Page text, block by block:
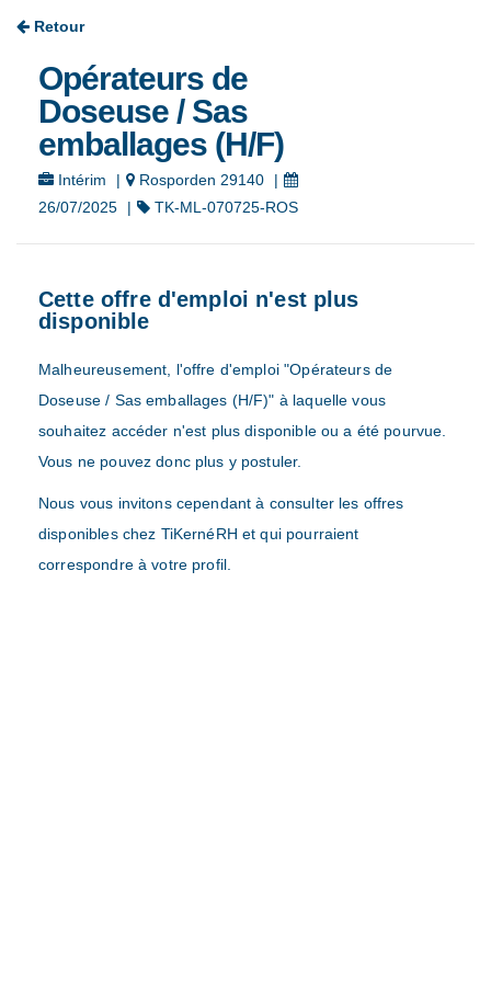
Retour
Opérateurs de
Doseuse / Sas
emballages (H/F)
Intérim | Rosporden 29140
|
26/07/2025
| TK-ML-070725-ROS
Cette offre d'emploi n'est plus
disponible
Malheureusement, l'offre d'emploi "Opérateurs de
Doseuse / Sas emballages (H/F)" à laquelle vous
souhaitez accéder n'est plus disponible ou a été pourvue.
Vous ne pouvez donc plus y postuler.
Nous vous invitons cependant à consulter les offres
disponibles chez TiKernéRH et qui pourraient
correspondre à votre profil.